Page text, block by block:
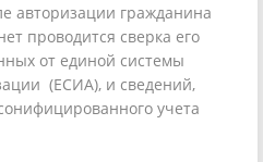
авторизации гражданина
проводится сверка его
от единой системы
(ЕСИА), и сведений,
учета